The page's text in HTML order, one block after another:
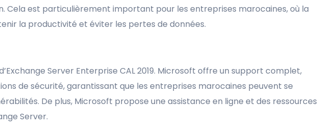
Cela est particulièrement important pour les entreprises marocaines, où la
la productivité et éviter les pertes de données.
Server Enterprise CAL 2019. Microsoft offre un support complet,
de sécurité, garantissant que les entreprises marocaines peuvent se
De plus, Microsoft propose une assistance en ligne et des ressources
Server.